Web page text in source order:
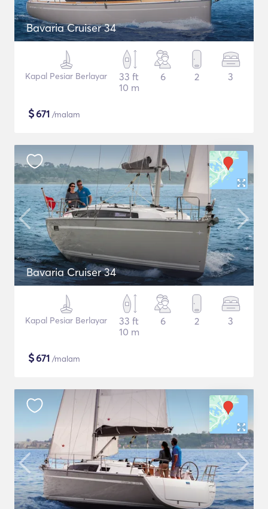
Bavaria Cruiser 34
Kapal Pesiar Berlayar
33 ft
10 m
6 2 3
$671 /malam
Bavaria Cruiser 34
Kapal Pesiar Berlayar
33 ft
10 m
6 2 3
$671 /malam